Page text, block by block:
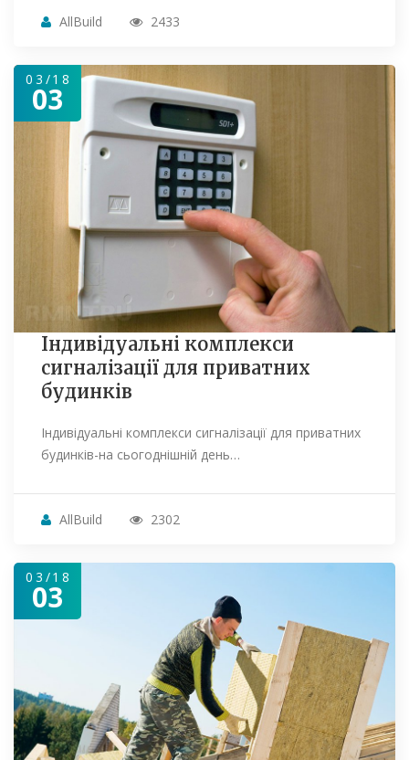
AllBuild 2433
03/18
03
Індивідуальні комплекси
сигналізації для приватних
будинків
Індивідуальні комплекси сигналізації для приватних
будинків-на сьогоднішній день…
AllBuild 2302
03/18
03